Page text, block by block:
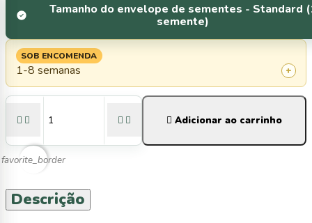
Tamanho do envelope de sementes - Standard
semente)
     Adicionar ao carrinho
favorite_border
SOB ENCOMENDA
1-8 semanas +
Descrição